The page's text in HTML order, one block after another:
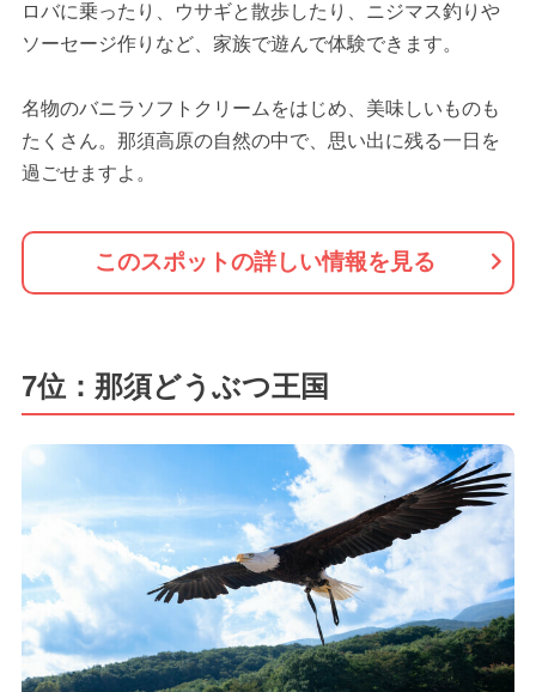
ロバに乗ったり、ウサギと散歩したり、ニジマス釣りや
ソーセージ作りなど、家族で遊んで体験できます。
名物のバニラソフトクリームをはじめ、美味しいものも
たくさん。那須高原の自然の中で、思い出に残る一日を
過ごせますよ。
このスポットの詳しい情報を見る
7位：那須どうぶつ王国